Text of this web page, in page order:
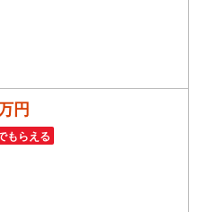
円
もらえる